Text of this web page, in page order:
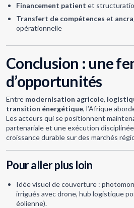
Financement patient et
Transfert de compétences et
opérationnelle
Conclusion : une
d’opportunités
Entre modernisation agricole,
transition énergétique, l’Afrique
Les acteurs qui se positionnent
partenariale et une exécution
croissance durable sur des marchés
Pour aller plus loin
Idée visuel de couverture :
irrigués avec drone, hub logistique
éolienne).